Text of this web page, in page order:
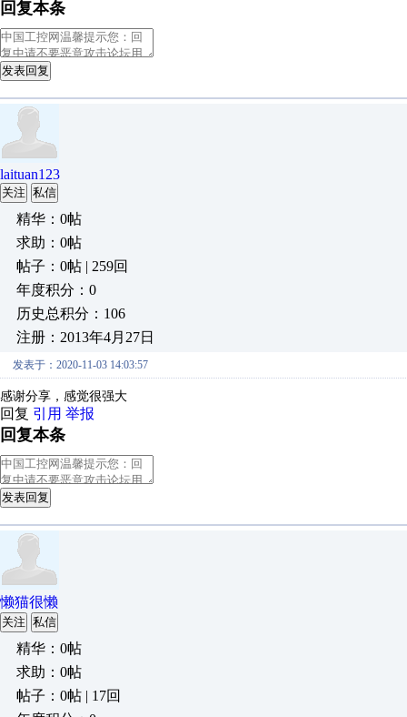
回复本条
发表回复
laituan123
关注 私信
精华：0帖
求助：0帖
帖子：0帖 | 259回
年度积分：0
历史总积分：106
注册：2013年4月27日
发表于：2020-11-03 14:03:57
感谢分享，感觉很强大
回复 引用 举报
回复本条
发表回复
懒猫很懒
关注 私信
精华：0帖
求助：0帖
帖子：0帖 | 17回